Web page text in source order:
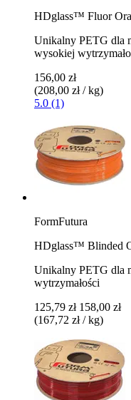
HDglass™ Fluor
Unikalny PETG dla
wysokiej
156,00 zł
(208,00 zł / kg)
5.0 (1)
FormFutura
HDglass™ Blinded
Unikalny PETG dla
wytrzymałości
125,79 zł 158,00 zł
(167,72 zł / kg)